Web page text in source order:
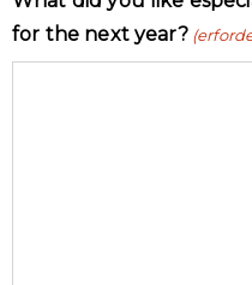
for the next year?